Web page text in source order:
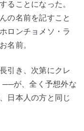
ることになった。
の名前を記すこと
ロンチョメソ・ラ
名前。
引き、次第にクレ
が、全く予想外な
日本人の方と同じ